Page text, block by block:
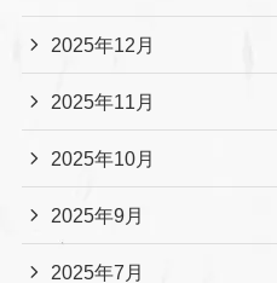
2025年12月
2025年11月
2025年10月
2025年9月
2025年7月